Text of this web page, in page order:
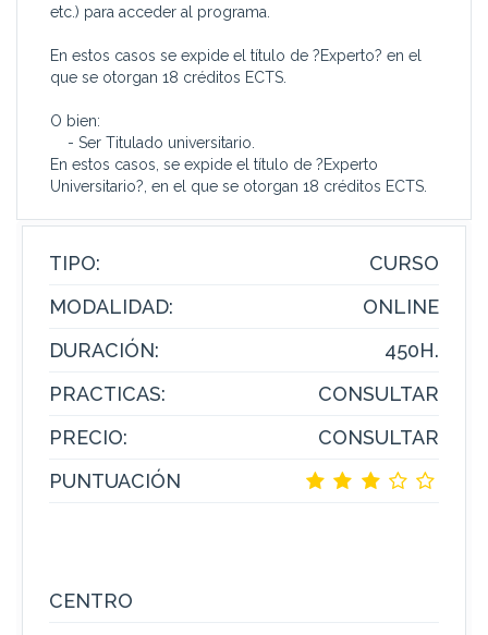
etc.) para acceder al programa.
En estos casos se expide el título de ?Experto? en el
que se otorgan 18 créditos ECTS.
O bien:
- Ser Titulado universitario.
En estos casos, se expide el título de ?Experto
Universitario?, en el que se otorgan 18 créditos ECTS.
TIPO:
CURSO
MODALIDAD:
ONLINE
DURACIÓN:
450H.
PRACTICAS:
CONSULTAR
PRECIO:
CONSULTAR
PUNTUACIÓN
CENTRO